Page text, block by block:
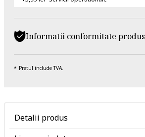
Informatii conformitate produs
Pretul include TVA.
Detalii produs